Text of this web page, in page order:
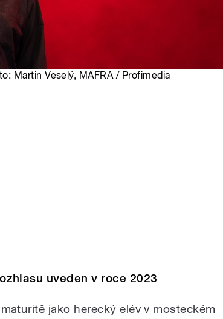
Martin Veselý, MAFRA / Profimedia
uveden v roce 2023
jako herecký elév v mosteckém